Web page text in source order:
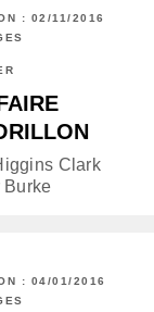
: 02/11/2016
Clark
Burke
: 04/01/2016